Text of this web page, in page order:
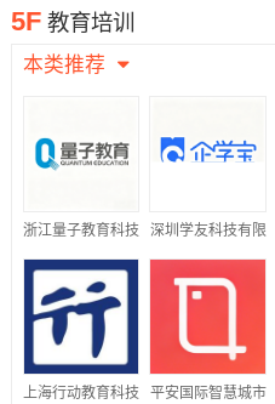
5F 教育培训
本类推荐
浙江量子教育科技
股份有限公司
深圳学友科技有限
上海行动教育科技 平安国际智慧城市